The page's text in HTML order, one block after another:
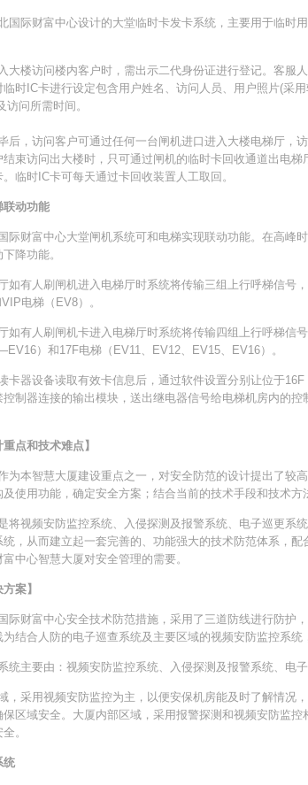
财富中心设计的大堂临时卡发卡系统，主要用于临时用
访问楼内客户时，需出示二代身份证进行登记。客服人
时IC卡进行设定包含用户姓名、访问人员、用户照片(采
访问所需时间。
访问客户可通过任何一台闸机进口进入大楼电梯厅，访
束访问出大楼时，只可通过闸机的临时卡回收通道出电
临时IC卡可每天通过卡回收装置人工取回。
联动功能
富中心大堂闸机系统可和电梯实现联动功能。在高峰时
降功能。
人刷闸机进入电梯厅时系统将传输三组上行呼梯信号，
电梯（EV8）。
人刷闸机卡进入电梯厅时系统将传输四组上行呼梯信号
）和17F电梯（EV11、EV12、EV15、EV16）。
设备读取有效卡信息后，通过软件设置分别让位于16F
制器连接的输出模块，送出继电器信号给电梯机房内的
重点和技术难点】
智慧大厦建设重点之一，对安全防范的设计提出了较高
使用功能，确定安全方案；结合当前的技术手段和技术方
频安防监控系统、入侵探测及报警系统、电子巡更系统
，从而建立起一套完善的、功能强大的技术防范体系，
富中心智慧大厦对安全管理的需要。
案】
富中心安全技术防范措施，采用了三道防线进行防护，
结合人防的电子巡查系统及主要区域的视频安防监控系统
要由：视频安防监控系统、入侵探测及报警系统、电子
用视频安防监控为主，以便安保机房能及时了解情况，
保区域安全。大厦内部区域，采用报警探测和视频安防监
。
统